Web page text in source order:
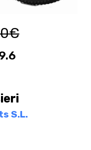
€
S.L.